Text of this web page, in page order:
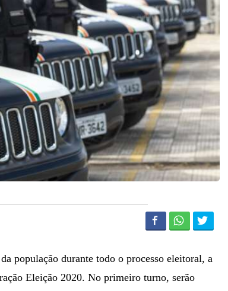
população durante todo o processo eleitoral, a
Eleição 2020. No primeiro turno, serão